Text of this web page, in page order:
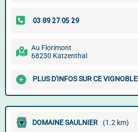
Au Florimont
68230 Katzenthal
PLUS D'INFOS SUR CE VIGNOBLE
DOMAINE SAULNIER (1.2 km)